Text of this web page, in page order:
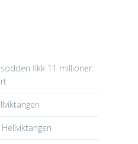
fikk 11 millioner: